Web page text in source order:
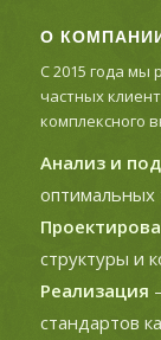
О
С 2015 года мы
частных
комплексного
Анализ и
структуры и
Реализация
стандартов